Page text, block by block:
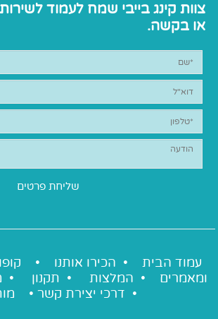
צוות קינג בייבי שמח לעמוד
או בקשה.
עמוד הבית • הכירו אותנו •
ומאמרים • המלצות • תקנון •
• דרכי יצירת קשר •